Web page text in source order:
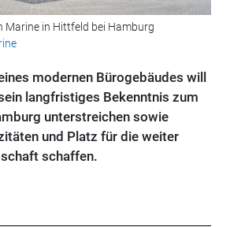
Marine in Hittfeld bei Hamburg
modernen Bürogebäudes will
langfristiges Bekenntnis zum
unterstreichen sowie
und Platz für die weiter
schaffen.